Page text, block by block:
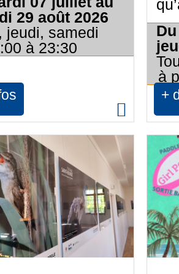
29 août 2026
jeudi, samedi
à 23:30
à
+